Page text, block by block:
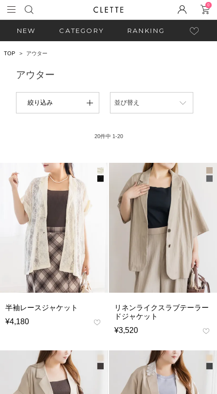
0
NEW CATEGORY RANKING
TOP アウター
アウター
絞り込み 並び替え
20件中 1-20
半袖レースジャケット
¥4,180
リネンライクスラブテーラー
ドジャケット
¥3,520